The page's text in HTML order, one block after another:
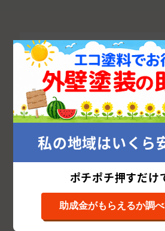
米沢市で優良外壁塗装
外壁塗装を成功させるカギは、
しかし、米沢市で腕や評判の良
どう探せばよいかお悩みの方が
米沢市で優良な外壁塗装会社を
下の点に気を付けて探せばグッ
私の地域はいくら
ポチポチ押すだけ
助成金がもらえるか調